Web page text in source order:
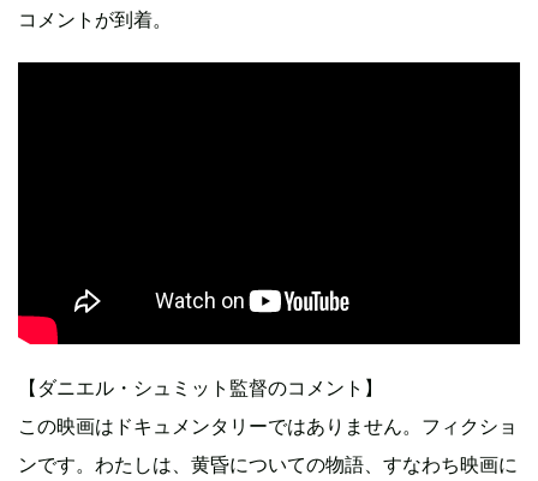
コメントが到着。
【ダニエル・シュミット監督のコメント】
この映画はドキュメンタリーではありません。フィクショ
ンです。わたしは、黄昏についての物語、すなわち映画に